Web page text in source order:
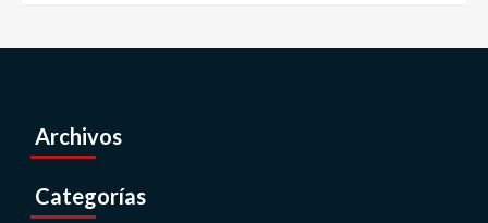
Archivos
Categorías